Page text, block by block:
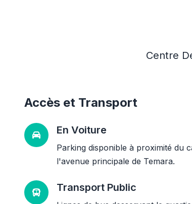
Centre
Accès et Transport
En Voiture
Parking disponible à proximité du
l'avenue principale de Temara.
Transport Public